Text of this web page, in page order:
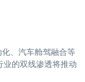
、汽车舱驾融合等
的双线渗透将推动